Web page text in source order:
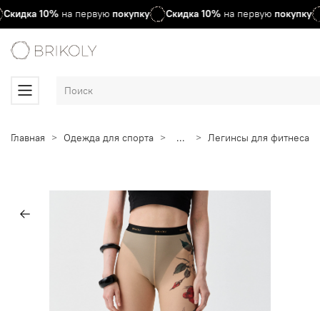
Скидка10%на первуюпокупку Скидка10%на первуюпокупку
Главная Одежда для спорта ... Легинсы для фитнеса